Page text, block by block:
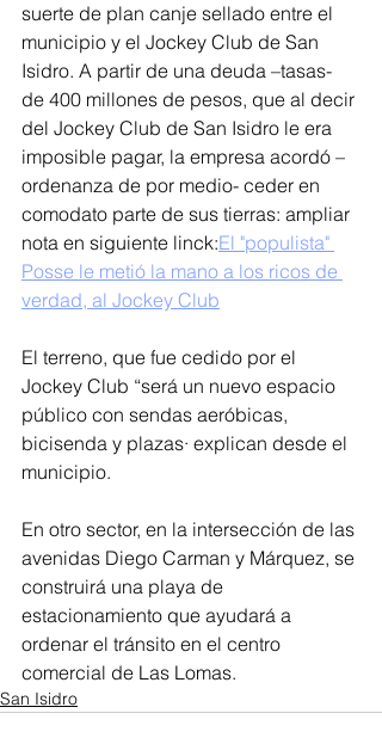
suerte de plan canje sellado entre el
municipio y el Jockey Club de San
Isidro. A partir de una deuda –tasas-
de 400 millones de pesos, que al decir
del Jockey Club de San Isidro le era
imposible pagar, la empresa acordó –
ordenanza de por medio- ceder en
comodato parte de sus tierras: ampliar
nota en siguiente linck:El "populista"
Posse le metió la mano a los ricos de
verdad, al Jockey Club
El terreno, que fue cedido por el
Jockey Club “será un nuevo espacio
público con sendas aeróbicas,
bicisenda y plazas· explican desde el
municipio.
En otro sector, en la intersección de las
avenidas Diego Carman y Márquez, se
construirá una playa de
estacionamiento que ayudará a
ordenar el tránsito en el centro
comercial de Las Lomas.
San Isidro